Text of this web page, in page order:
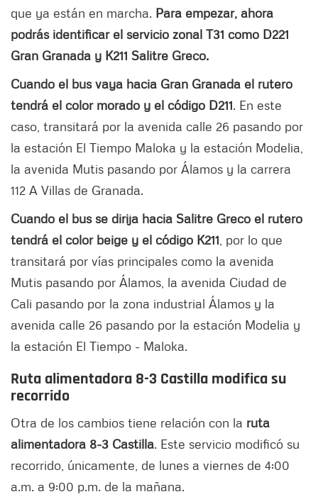
que ya están en marcha. Para empezar, ahora
podrás identificar el servicio zonal T31 como D221
Gran Granada y K211 Salitre Greco.
Cuando el bus vaya hacia Gran Granada el rutero
tendrá el color morado y el código D211. En este
caso, transitará por la avenida calle 26 pasando por
la estación El Tiempo Maloka y la estación Modelia,
la avenida Mutis pasando por Álamos y la carrera
112 A Villas de Granada.
Cuando el bus se dirija hacia Salitre Greco el rutero
tendrá el color beige y el código K211 , por lo que
transitará por vías principales como la avenida
Mutis pasando por Álamos, la avenida Ciudad de
Cali pasando por la zona industrial Álamos y la
avenida calle 26 pasando por la estación Modelia y
la estación El Tiempo - Maloka.
Ruta alimentadora 8-3 Castilla modifica su
recorrido
Otra de los cambios tiene relación con la ruta
alimentadora 8-3 Castilla. Este servicio modificó su
recorrido, únicamente, de lunes a viernes de 4:00
a.m. a 9:00 p.m. de la mañana.